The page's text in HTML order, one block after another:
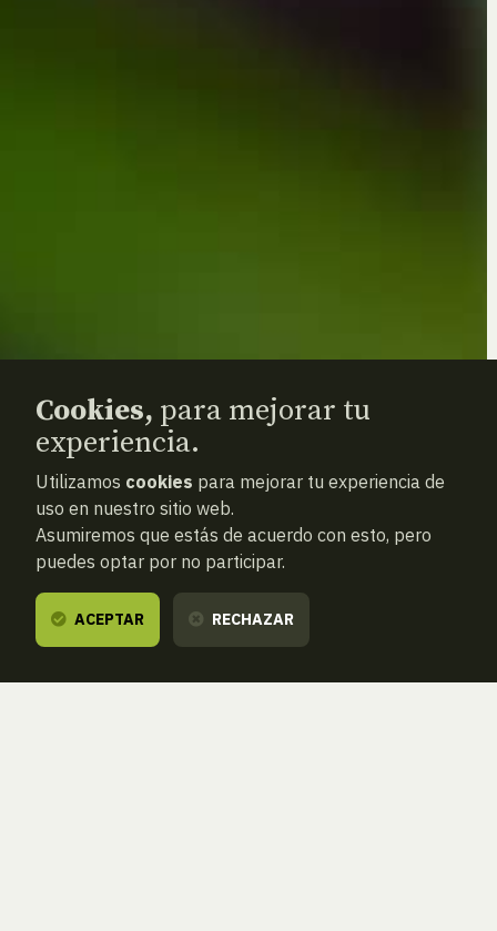
Cookies, para mejorar tu
experiencia.
Utilizamos cookies para mejorar tu experiencia de
uso en nuestro sitio web.
Asumiremos que estás de acuerdo con esto, pero
puedes optar por no participar.
ACEPTAR RECHAZAR